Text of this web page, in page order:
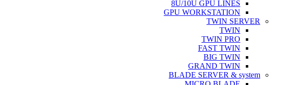
8U/10U GPU LINES
GPU WORKSTATION
TWIN SERVER
TWIN
TWIN PRO
FAST TWIN
BIG TWIN
GRAND TWIN
BLADE SERVER & system